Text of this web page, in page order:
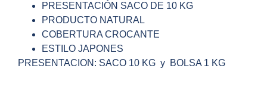
PRESENTACIÓN SACO DE 10 KG
PRODUCTO NATURAL
COBERTURA CROCANTE
ESTILO JAPONES
PRESENTACION: SACO 10 KG y BOLSA 1 KG